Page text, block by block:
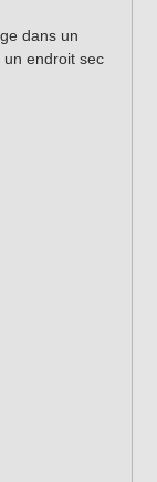
dans un
endroit sec